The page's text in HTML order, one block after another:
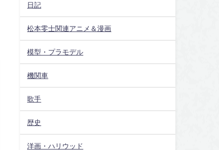
日記
松本零士関連アニメ＆漫画
模型・プラモデル
機関車
歌手
歴史
洋画・ハリウッド